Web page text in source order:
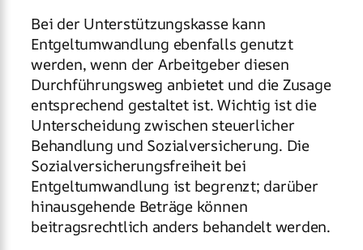
Bei der Unterstützungskasse kann
Entgeltumwandlung ebenfalls genutzt
werden, wenn der Arbeitgeber diesen
Durchführungsweg anbietet und die Zusage
entsprechend gestaltet ist. Wichtig ist die
Unterscheidung zwischen steuerlicher
Behandlung und Sozialversicherung. Die
Sozialversicherungsfreiheit bei
Entgeltumwandlung ist begrenzt; darüber
hinausgehende Beträge können
beitragsrechtlich anders behandelt werden.